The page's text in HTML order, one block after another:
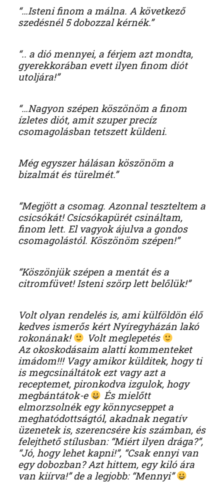
“…Isteni finom a málna. A következő
szedésnél 5 dobozzal kérnék.”
“.. a dió mennyei, a férjem azt mondta,
gyerekkorában evett ilyen finom diót
utoljára!”
“…Nagyon szépen köszönöm a finom
ízletes diót, amit szuper precíz
csomagolásban tetszett küldeni.
Még egyszer hálásan köszönöm a
bizalmát és türelmét.”
“Megjött a csomag. Azonnal teszteltem a
csicsókát! Csicsókapürét csináltam,
finom lett. El vagyok ájulva a gondos
csomagolástól. Köszönöm szépen!”
“Köszönjük szépen a mentát és a
citromfüvet! Isteni szörp lett belőlük!”
Volt olyan rendelés is, ami külföldön élő
kedves ismerős kért Nyíregyházán lakó
rokonának!
Volt meglepetés
Az okoskodásaim alatti kommenteket
imádom!!! Vagy amikor külditek, hogy ti
is megcsináltátok ezt vagy azt a
receptemet, pironkodva izgulok, hogy
megbántátok-e
És mielőtt
elmorzsolnék egy könnycseppet a
meghatódottságtól, akadnak negatív
üzenetek is, szerencsére kis számban, és
felejthető stílusban: “Miért ilyen drága?”,
“Jó, hogy lehet kapni!”, “Csak ennyi van
egy dobozban? Azt hittem, egy kiló ára
van kiírva!” de a legjobb: “Mennyi”